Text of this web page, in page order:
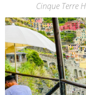
Cinque Terre